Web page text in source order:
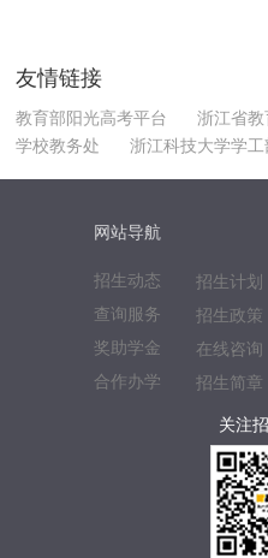
友情链接
教育部阳光高考平台 浙江省
学校教务处
浙江科技大学学工
网站导航
招生动态
查询服务
奖助学金
合作办学
招生计划
招生政策
在线咨询
招生简章
关注